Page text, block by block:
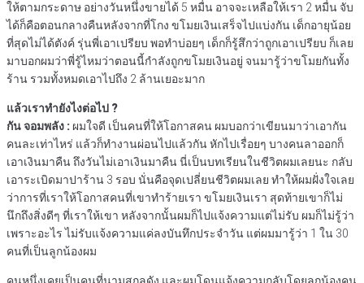
ให้ตามกระดาษ อย่างวันหนึ่งขายได้ 5 หมื่น อาจจะเหลือให้เรา 2 หมื่น จับ
ได้ก็คือตอนกลางคืนหลังจากที่โกง ขโมยเงินเสร็จไปแบ่งกัน เด็กอายุน้อย
ที่สุดไม่ได้ตังค์ รุ่นพี่เอาเปรียบ พอทำบ่อยๆ เด็กก็รู้สึกว่าถูกเอาเปรียบ ก็เลย
มาบอกผมว่าพี่รู้ไหมว่าตอนนี้กำลังถูกขโมยเงินอยู่ จนมารู้ว่าขโมยกันทั้ง
ร้าน รวมทั้งหมดเอาไปถึง 2 ล้านเยอะมาก
แล้วเราทำยังไงต่อไป ?
กัน จอมพลัง : ผมใจดี เป็นคนที่ให้โอกาสคน ผมบอกว่าเขียนมาว่าเอากัน
คนละเท่าไหร่ แล้วก็ทำงานผ่อนไปแล้วกัน หักไปเรื่อยๆ บางคนลาออกก็
เอาเงินมาคืน ถึงวันไม่เอาเงินมาคืน นี่เป็นบทเรียนในชีวิตผมเลยนะ กลับ
เอาระเบิดมาปาร้าน 3 รอบ นั่นคือจุดเปลี่ยนชีวิตผมเลย ทำให้ผมฝั่งใจเลย
ว่าการที่เราให้โอกาสคนที่เขาทำร้ายเรา ขโมยเงินเรา สุดท้ายเขาก็ไม่
นึกถึงสิ่งดีๆ ที่เราให้เขา หลังจากนั้นผมก็ไปแจ้งความแต่ไม่รับ ผมก็ไม่รู้ว่า
เพราะอะไร ไม่รับแจ้งความแค่ลงบันทึกประจำวัน แต่ผมมารู้ว่า 1 ใน 30
คนที่เป็นลูกน้องผม